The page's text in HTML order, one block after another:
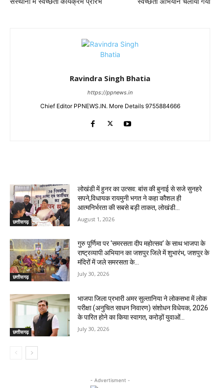
Ravindra Singh Bhatia
https://ppnews.in
Chief Editor PPNEWS.IN. More Details 9755884666
छत्तीसगढ़
लोखंडी में हुनर का उत्सव: बांस की बुनाई से सजे सुनहरे
सपने,विधायक रायमुनी भगत ने कहा कौशल ही
आत्मनिर्भरता की सबसे बड़ी ताकत, लोखंडी...
August 1, 2026
छत्तीसगढ़
गुरु पूर्णिमा पर ‘समरसता दीप महोत्सव’ के साथ भाजपा के
राष्ट्रव्यापी अभियान का जशपुर जिले में शुभारंभ, जशपुर के
मंदिरों में जले समरसता के...
July 30, 2026
छत्तीसगढ़
भाजपा जिला प्रभारी अमर सुल्तानिया ने लोकसभा में लोक
परीक्षा (अनुचित साधन निवारण) संशोधन विधेयक, 2026
के पारित होने का किया स्वागत, करोड़ों युवाओं...
July 30, 2026
- Advertisment -